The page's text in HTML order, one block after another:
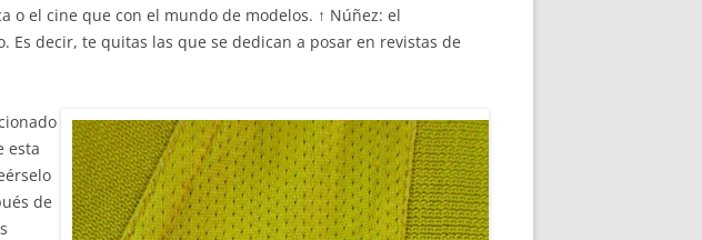
o el cine que con el mundo de modelos. ↑ Núñez: el
Es decir, te quitas las que se dedican a posar en revistas de
esta
de